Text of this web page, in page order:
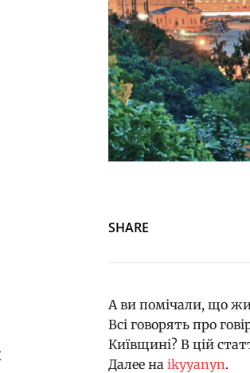
SHARE
А ви помічали, що
Всі говорять про
Київщині? В цій
Далее на ikyyanyn.